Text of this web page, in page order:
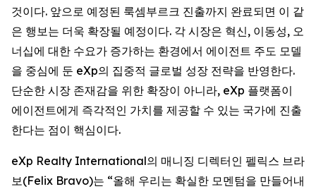
것이다. 앞으로 예정된 룩셈부르크 진출까지 완료되면 이 같
은 행보는 더욱 확장될 예정이다. 각 시장은 혁신, 이동성, 오
너십에 대한 수요가 증가하는 환경에서 에이전트 주도 모델
을 중심에 둔 eXp의 집중적 글로벌 성장 전략을 반영한다.
단순한 시장 존재감을 위한 확장이 아니라, eXp 플랫폼이
에이전트에게 즉각적인 가치를 제공할 수 있는 국가에 진출
한다는 점이 핵심이다.
eXp Realty International의 매니징 디렉터인 펠릭스 브라
보(Felix Bravo)는 “올해 우리는 확실한 모멘텀을 만들어내